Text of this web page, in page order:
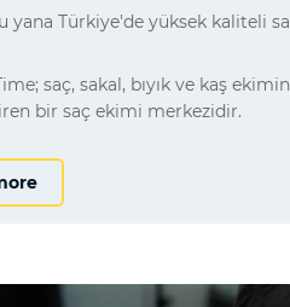
yana Türkiye'de yüksek kaliteli
saç, sakal, bıyık ve kaş
bir saç ekimi merkezidir.